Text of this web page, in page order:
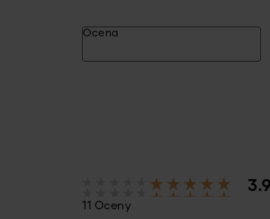
Ocena
11 Oceny